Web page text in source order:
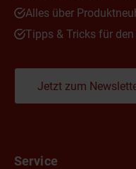
Alles über
Tipps & Tricks für
Jetzt zum
Service